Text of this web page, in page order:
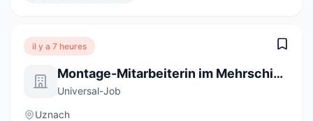
il y a 7 heures
Montage-Mitarbeiterin im Mehrschichtbetrieb 80 - 100% (m/w/d)
Universal-Job
Uznach